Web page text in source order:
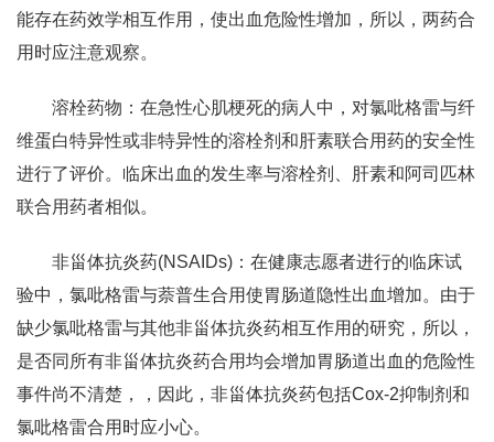
能存在药效学相互作用，使出血危险性增加，所以，两药合
用时应注意观察。
溶栓药物：在急性心肌梗死的病人中，对氯吡格雷与纤
维蛋白特异性或非特异性的溶栓剂和肝素联合用药的安全性
进行了评价。临床出血的发生率与溶栓剂、肝素和阿司匹林
联合用药者相似。
非甾体抗炎药(NSAIDs)：在健康志愿者进行的临床试
验中，氯吡格雷与萘普生合用使胃肠道隐性出血增加。由于
缺少氯吡格雷与其他非甾体抗炎药相互作用的研究，所以，
是否同所有非甾体抗炎药合用均会增加胃肠道出血的危险性
事件尚不清楚，，因此，非甾体抗炎药包括Cox-2抑制剂和
氯吡格雷合用时应小心。